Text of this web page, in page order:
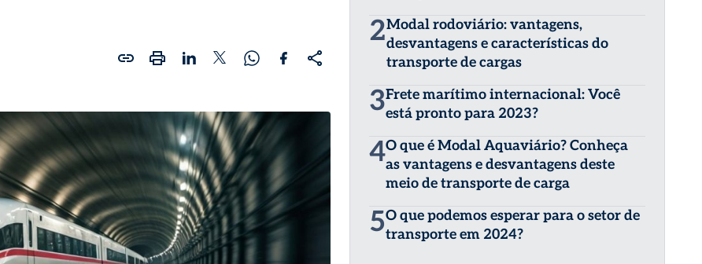
2Modal rodoviário: vantagens,
desvantagens e características do
transporte de cargas
3Frete marítimo internacional: Você
está pronto para 2023?
4O que é Modal Aquaviário? Conheça
as vantagens e desvantagens deste
meio de transporte de carga
5O que podemos esperar para o setor de
transporte em 2024?